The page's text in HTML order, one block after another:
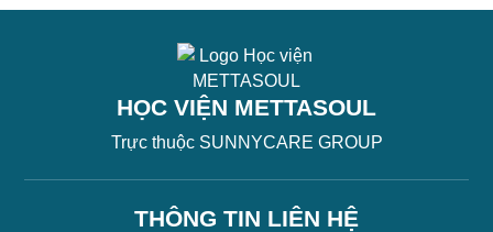
HỌC VIỆN METTASOUL
Trực thuộc SUNNYCARE GROUP
THÔNG TIN LIÊN HỆ